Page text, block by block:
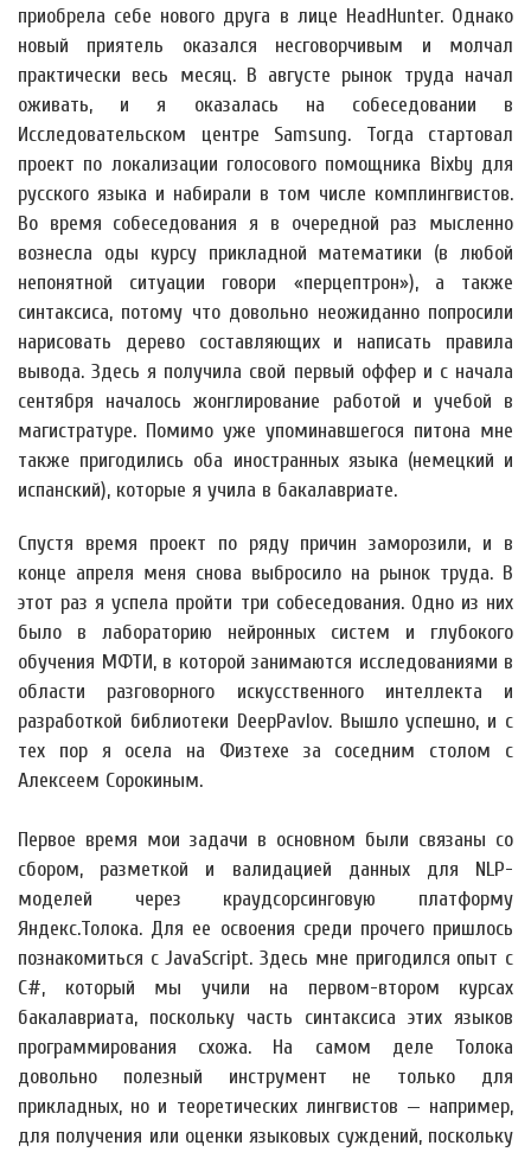
приобрела себе нового друга в лице HeadHunter. Однако
новый приятель оказался несговорчивым и молчал
практически весь месяц. В августе рынок труда начал
оживать, и я оказалась на собеседовании в
Исследовательском центре Samsung. Тогда стартовал
проект по локализации голосового помощника Bixby для
русского языка и набирали в том числе комплингвистов.
Во время собеседования я в очередной раз мысленно
вознесла оды курсу прикладной математики (в любой
непонятной ситуации говори «перцептрон»), а также
синтаксиса, потому что довольно неожиданно попросили
нарисовать дерево составляющих и написать правила
вывода. Здесь я получила свой первый оффер и с начала
сентября началось жонглирование работой и учебой в
магистратуре. Помимо уже упоминавшегося питона мне
также пригодились оба иностранных языка (немецкий и
испанский), которые я учила в бакалавриате.
Спустя время проект по ряду причин заморозили, и в
конце апреля меня снова выбросило на рынок труда. В
этот раз я успела пройти три собеседования. Одно из них
было в лабораторию нейронных систем и глубокого
обучения МФТИ, в которой занимаются исследованиями в
области разговорного искусственного интеллекта и
разработкой библиотеки DeepPavlov. Вышло успешно, и с
тех пор я осела на Физтехе за соседним столом с
Алексеем Сорокиным.
Первое время мои задачи в основном были связаны со
сбором, разметкой и валидацией данных для NLP-
моделей через краудсорсинговую платформу
Яндекс.Толока. Для ее освоения среди прочего пришлось
познакомиться с JavaScript. Здесь мне пригодился опыт с
C#, который мы учили на первом-втором курсах
бакалавриата, поскольку часть синтаксиса этих языков
программирования схожа. На самом деле Толока
довольно полезный инструмент не только для
прикладных, но и теоретических лингвистов — например,
для получения или оценки языковых суждений, поскольку